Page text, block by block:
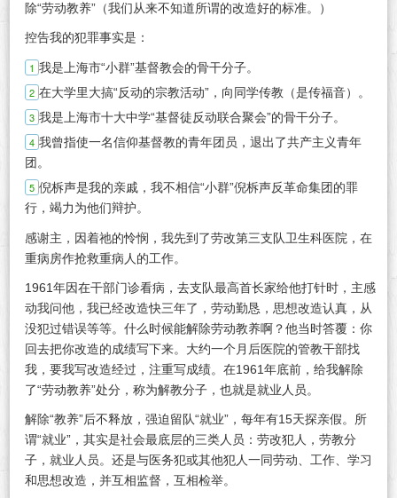
除“劳动教养”（我们从来不知道所谓的改造好的标准。）
控告我的犯罪事实是：
我是上海市“小群”基督教会的骨干分子。
在大学里大搞“反动的宗教活动”，向同学传教（是传福音）。
我是上海市十大中学“基督徒反动联合聚会”的骨干分子。
我曾指使一名信仰基督教的青年团员，退出了共产主义青年
团。
倪柝声是我的亲戚，我不相信“小群”倪柝声反革命集团的罪
行，竭力为他们辩护。
感谢主，因着祂的怜悯，我先到了劳改第三支队卫生科医院，在
重病房作抢救重病人的工作。
1961年因在干部门诊看病，去支队最高首长家给他打针时，主感
动我问他，我已经改造快三年了，劳动勤恳，思想改造认真，从
没犯过错误等等。什么时候能解除劳动教养啊？他当时答覆：你
回去把你改造的成绩写下来。大约一个月后医院的管教干部找
我，要我写改造经过，注重写成绩。在1961年底前，给我解除
了“劳动教养”处分，称为解教分子，也就是就业人员。
解除“教养”后不释放，强迫留队“就业”，每年有15天探亲假。所
谓“就业”，其实是社会最底层的三类人员：劳改犯人，劳教分
子，就业人员。还是与医务犯或其他犯人一同劳动、工作、学习
和思想改造，并互相监督，互相检举。